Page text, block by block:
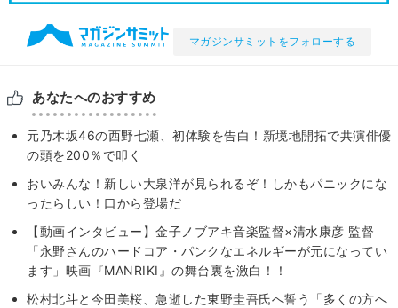
マガジンサミットをフォローする
あなたへのおすすめ
元乃木坂46の西野七瀬、初体験を告白！新境地開拓で共演俳優
の頭を200％で叩く
おいみんな！新しい大泉洋が見られるぞ！しかもパニックにな
ったらしい！口から登場だ
【動画インタビュー】金子ノブアキ音楽監督×清水康彦 監督
「永野さんのハードコア・パンクなエネルギーが元になってい
ます」映画『MANRIKI』の舞台裏を激白！！
松村北斗と今田美桜、急逝した東野圭吾氏へ誓う「多くの方へ